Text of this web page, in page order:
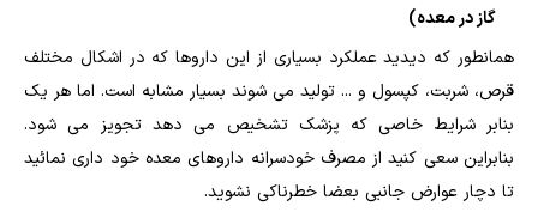
گاز در معده)
همانطور که دیدید عملکرد بسیاری از این داروها که در اشکال مختلف
قرص، شربت، کپسول و ... تولید می شوند بسیار مشابه است. اما هر یک
بنابر شرایط خاصی که پزشک تشخیص می دهد تجویز می شود.
بنابراین سعی کنید از مصرف خودسرانه داروهای معده خود داری نمائید
تا دچار عوارض جانبی بعضا خطرناکی نشوید.